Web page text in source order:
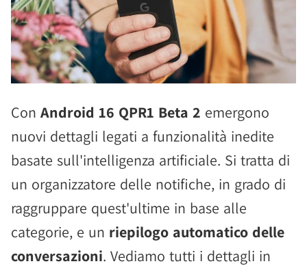
Con Android 16 QPR1 Beta 2 emergono
nuovi dettagli legati a funzionalità inedite
basate sull'intelligenza artificiale. Si tratta di
un organizzatore delle notifiche, in grado di
raggruppare quest'ultime in base alle
categorie, e un riepilogo automatico delle
conversazioni. Vediamo tutti i dettagli in